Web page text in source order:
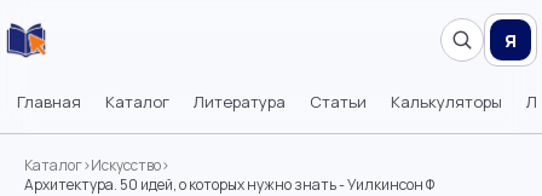
Главная Каталог Литература Статьи Калькуляторы
Я
Каталог›Искусство›
Архитектура. 50 идей, о которых нужно знать - Уилкинсон Ф